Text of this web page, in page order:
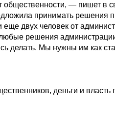
общественности, — пишет в
принимать решения
двух человек от
решения
делать. Мы нужны им как
деньги и власть